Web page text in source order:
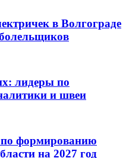
в Волгограде
лидеры по
и швеи
по формированию
на 2027 год